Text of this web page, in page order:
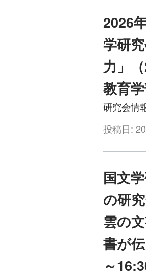
2026
学研
力」
教育学
研究会情
投稿日:
国文
の研
雲の
書が
～